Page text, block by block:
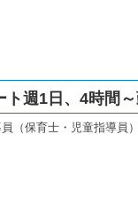
ト週1日、4時間
員（保育士・児童指導